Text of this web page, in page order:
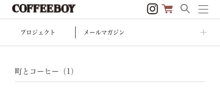
プロジェクト メールマガジン
町とコーヒー（1）